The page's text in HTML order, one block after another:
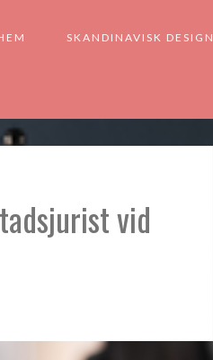
SKANDINAVISK DESIGN
vid